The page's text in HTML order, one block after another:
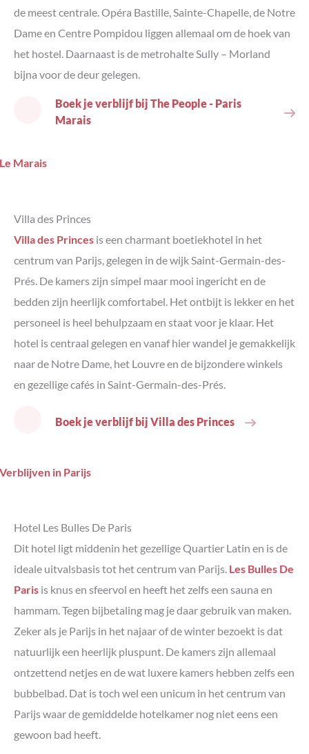
de meest centrale. Opéra Bastille, Sainte-Chapelle, de Notre
Dame en Centre Pompidou liggen allemaal om de hoek van
het hostel. Daarnaast is de metrohalte Sully – Morland
bijna voor de deur gelegen.
Boek je verblijf bij The People - Paris
Marais
Villa des Princes
Villa des Princes is een charmant boetiekhotel in het
centrum van Parijs, gelegen in de wijk Saint-Germain-des-
Prés. De kamers zijn simpel maar mooi ingericht en de
bedden zijn heerlijk comfortabel. Het ontbijt is lekker en het
personeel is heel behulpzaam en staat voor je klaar. Het
hotel is centraal gelegen en vanaf hier wandel je gemakkelijk
naar de Notre Dame, het Louvre en de bijzondere winkels
en gezellige cafés in Saint-Germain-des-Prés.
Boek je verblijf bij Villa des Princes
Hotel Les Bulles De Paris
Dit hotel ligt middenin het gezellige Quartier Latin en is de
ideale uitvalsbasis tot het centrum van Parijs. Les Bulles De
Paris is knus en sfeervol en heeft het zelfs een sauna en
hammam. Tegen bijbetaling mag je daar gebruik van maken.
Zeker als je Parijs in het najaar of de winter bezoekt is dat
natuurlijk een heerlijk pluspunt. De kamers zijn allemaal
ontzettend netjes en de wat luxere kamers hebben zelfs een
bubbelbad. Dat is toch wel een unicum in het centrum van
Parijs waar de gemiddelde hotelkamer nog niet eens een
gewoon bad heeft.